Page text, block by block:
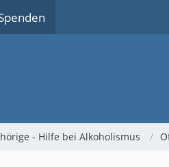
- Hilfe bei Alkoholismus